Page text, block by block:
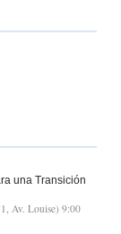
una Transición
Av. Louise) 9:00